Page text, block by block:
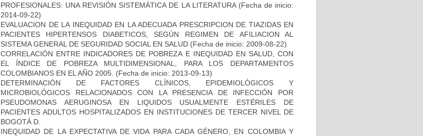
PROFESIONALES: UNA REVISIÓN SISTEMÁTICA DE LA LITERATURA(Fecha de inicio:
2014-09-22)
EVALUACION DE LA INEQUIDAD EN LA ADECUADA PRESCRIPCION DE TIAZIDAS EN
PACIENTES HIPERTENSOS DIABETICOS, SEGÚN REGIMEN DE AFILIACION AL
SISTEMA GENERAL DE SEGURIDAD SOCIAL EN SALUD (Fecha de inicio: 2009-08-22)
CORRELACIÓN ENTRE INDICADORES DE POBREZA E INEQUIDAD EN SALUD, CON
EL ÍNDICE DE POBREZA MULTIDIMENSIONAL, PARA LOS DEPARTAMENTOS
COLOMBIANOS EN EL AÑO 2005. (Fecha de inicio: 2013-09-13)
DETERMINACIÓN DE FACTORES CLÍNICOS, EPIDEMIOLÓGICOS Y
MICROBIOLÓGICOS RELACIONADOS CON LA PRESENCIA DE INFECCIÓN POR
PSEUDOMONAS AERUGINOSA EN LIQUIDOS USUALMENTE ESTÉRILES DE
PACIENTES ADULTOS HOSPITALIZADOS EN INSTITUCIONES DE TERCER NIVEL DE
BOGOTÁ D.
INEQUIDAD DE LA EXPECTATIVA DE VIDA PARA CADA GÉNERO, EN COLOMBIA Y